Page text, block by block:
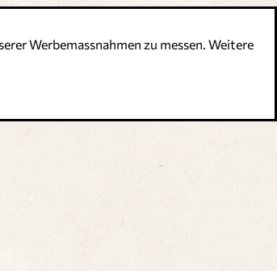
Werbemassnahmen zu messen. Weitere